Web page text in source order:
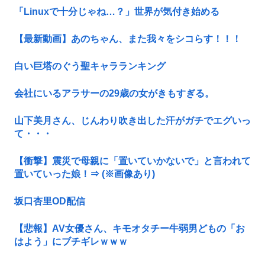
「Linuxで十分じゃね…？」世界が気付き始める
【最新動画】あのちゃん、また我々をシコらす！！！
白い巨塔のぐう聖キャラランキング
会社にいるアラサーの29歳の女がきもすぎる。
山下美月さん、じんわり吹き出した汗がガチでエグいっ
て・・・
【衝撃】震災で母親に「置いていかないで」と言われて
置いていった娘！⇒ (※画像あり)
坂口杏里OD配信
【悲報】AV女優さん、キモオタチー牛弱男どもの「お
はよう」にブチギレｗｗｗ